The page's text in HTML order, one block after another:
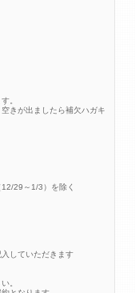
。
きが出ましたら補欠ハガキ
29～1/3）を除く
していただきます
。